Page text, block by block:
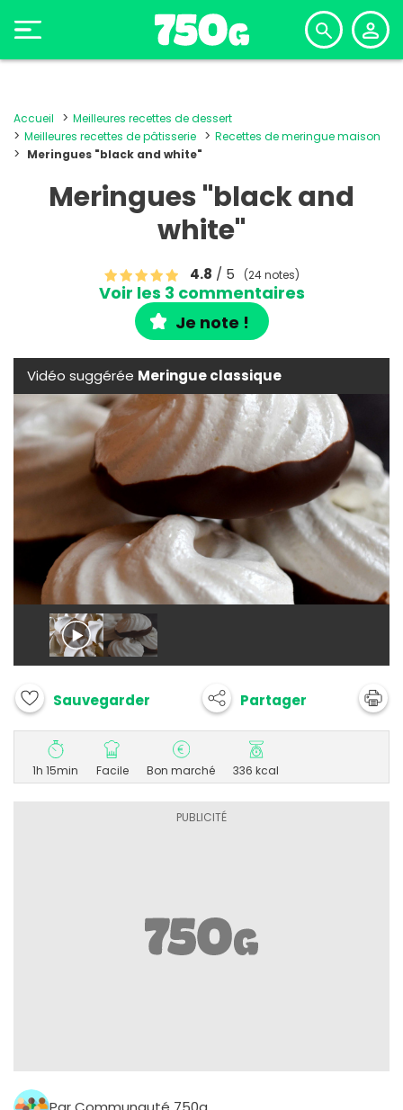
Accueil
Meilleures recettes de dessert
Meilleures recettes de pâtisserie
Recettes de meringue maison
Meringues "black and white"
Meringues "black and
white"
4.8 / 5 (24 notes)
Voir les 3 commentaires
Je note !
Vidéo suggérée Meringue classique
Sauvegarder Partager
1h 15min Facile Bon marché 336 kcal